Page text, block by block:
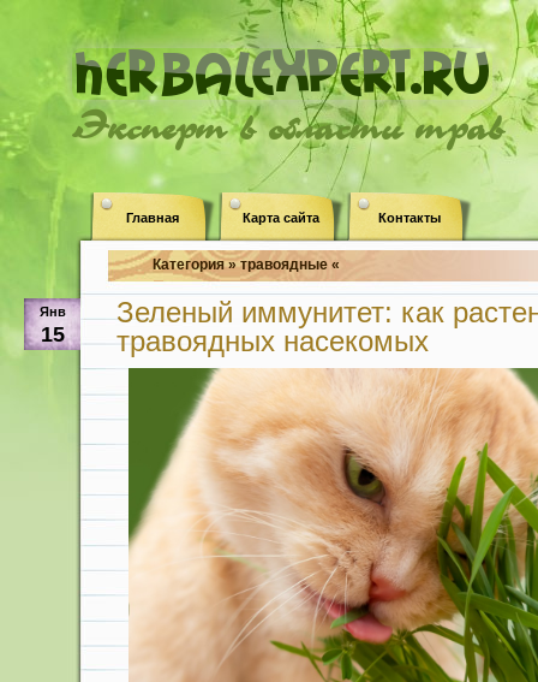
Эксперт в области трав
Главная Карта сайта Контакты
Категория » травоядные «
Янв
15
Зеленый иммунитет: как
травоядных насекомых